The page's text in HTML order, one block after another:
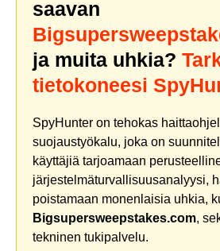
saavan
ja muita uhkia?
tietokoneesi
SpyHunter on tehokas
suojaustyökalu, joka on
käyttäjiä tarjoamaan
järjestelmäturvallisuusanalyysi,
poistamaan monenlaisia uhkia,
Bigsupersweepstakes.com,
tekninen tukipalvelu.